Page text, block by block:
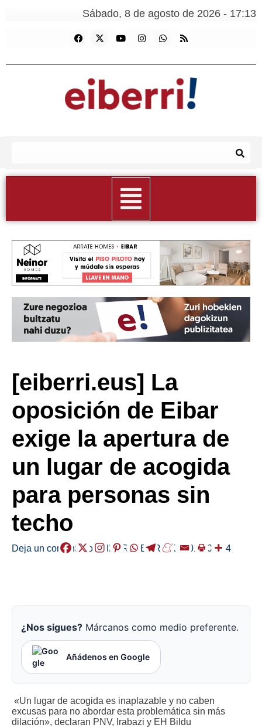
Sábado, 8 de agosto de 2026 - 17:13
[eiberri.eus] La
oposición de Eibar
exige la apertura de
un lugar de acogida
para personas sin
techo
Deja un comentario /EIBAR ,HERRIAK /2018-05-04
¿Nos sigues? Márcanos como medio preferente.
Añádenos en Google
«Un lugar de acogida es inaplazable y no caben
excusas para no abordar esta problemática sin más
dilación», declaran PNV, Irabazi y EH Bildu